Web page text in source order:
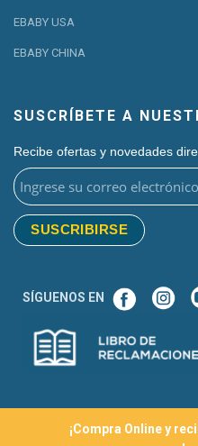
EBABY USA
EBABY CHINA
SUSCRÍBETE A
Recibe ofertas y novedades
SÍGUENOS EN
¡Compra Online y